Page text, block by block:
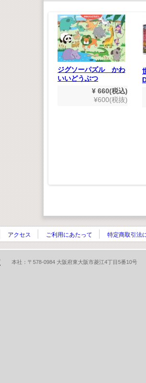
レーター式
クラフト
1,628(税込)
¥1,480(税抜)
ジグソーパズル かわ
いいどうぶつ
¥ 660(税込)
¥600(税抜)
アクセス ご利用にあたって 特定商取引法
本社：〒578-0984 大阪府東大阪市菱江4丁目5番10号